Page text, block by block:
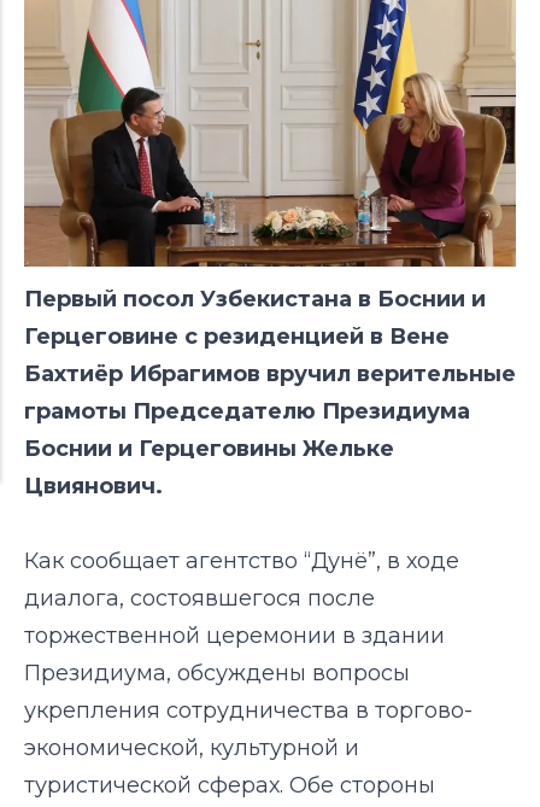
Первый посол Узбекистана в Боснии и
Герцеговине с резиденцией в Вене
Бахтиёр Ибрагимов вручил верительные
грамоты Председателю Президиума
Боснии и Герцеговины Жельке
Цвиянович.
Как сообщает агентство “Дунё”, в ходе
диалога, состоявшегося после
торжественной церемонии в здании
Президиума, обсуждены вопросы
укрепления сотрудничества в торгово-
экономической, культурной и
туристической сферах. Обе стороны